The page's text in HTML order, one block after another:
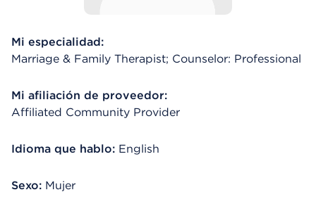
Mi especialidad:
Marriage & Family Therapist; Counselor: Professional
Mi afiliación de proveedor:
Affiliated Community Provider
Idioma que hablo: English
Sexo: Mujer